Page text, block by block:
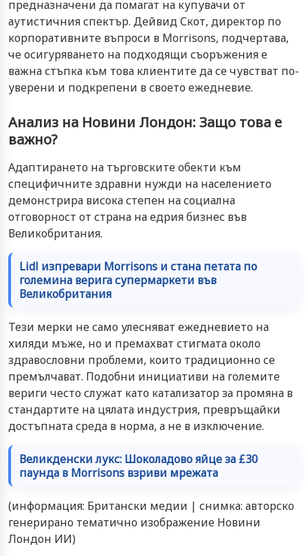
предназначени да помагат на купувачи от
аутистичния спектър. Дейвид Скот, директор по
корпоративните въпроси в Morrisons, подчертава,
че осигуряването на подходящи съоръжения е
важна стъпка към това клиентите да се чувстват по-
уверени и подкрепени в своето ежедневие.
Анализ на Новини Лондон: Защо това е
важно?
Адаптирането на търговските обекти към
специфичните здравни нужди на населението
демонстрира висока степен на социална
отговорност от страна на едрия бизнес във
Великобритания.
Lidl изпревари Morrisons и стана петата по
големина верига супермаркети във
Великобритания
Тези мерки не само улесняват ежедневието на
хиляди мъже, но и премахват стигмата около
здравословни проблеми, които традиционно се
премълчават. Подобни инициативи на големите
вериги често служат като катализатор за промяна в
стандартите на цялата индустрия, превръщайки
достъпната среда в норма, а не в изключение.
Великденски лукс: Шоколадово яйце за £30
паунда в Morrisons взриви мрежата
(информация: Британски медии | снимка: авторско
генерирано тематично изображение Новини
Лондон ИИ)